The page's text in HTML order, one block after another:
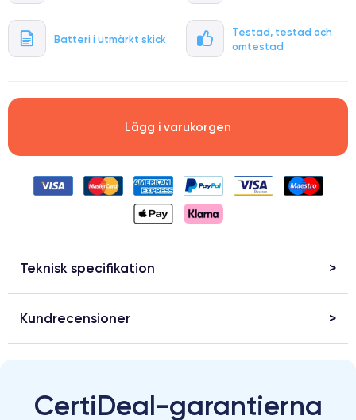
Batteri i utmärkt skick
Testad, testad och
omtestad
Lägg i varukorgen
Teknisk specifikation
Kundrecensioner
CertiDeal-garantierna